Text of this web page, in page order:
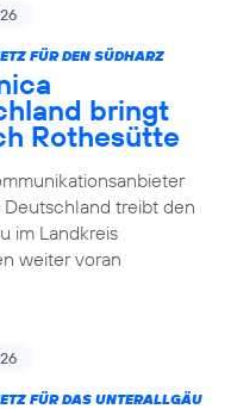
FÜR DEN SÜDHARZ
bringt
Rothesütte
treibt den
im Landkreis
weiter voran
FÜR DAS UNTERALLGÄU